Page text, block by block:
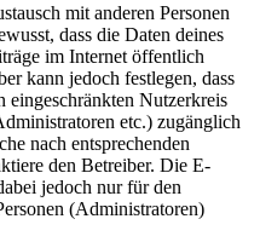
mit anderen Personen
dass die Daten deines
im Internet öffentlich
kann jedoch festlegen, dass
eingeschränkten Nutzerkreis
etc.) zugänglich
nach entsprechenden
den Betreiber. Die E-
jedoch nur für den
(Administratoren)